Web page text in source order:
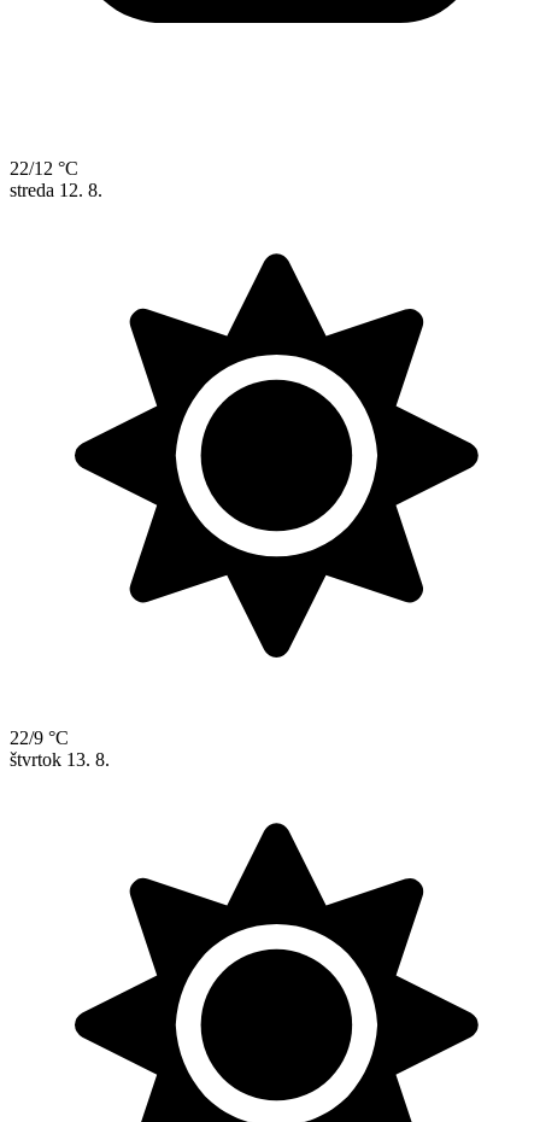
22/12 °C
streda 12. 8.
22/9 °C
štvrtok 13. 8.